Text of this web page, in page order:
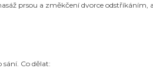
prsou a změkčení dvorce odstříkáním,
Co dělat: